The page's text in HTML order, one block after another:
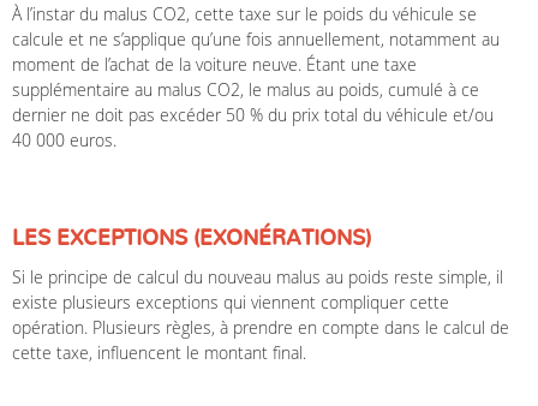
À l’instar du malus CO2, cette taxe sur le poids du véhicule se
calcule et ne s’applique qu’une fois annuellement, notamment au
moment de l’achat de la voiture neuve. Étant une taxe
supplémentaire au malus CO2, le malus au poids, cumulé à ce
dernier ne doit pas excéder 50 % du prix total du véhicule et/ou
40 000 euros.
LES EXCEPTIONS (EXONÉRATIONS)
Si le principe de calcul du nouveau malus au poids reste simple, il
existe plusieurs exceptions qui viennent compliquer cette
opération. Plusieurs règles, à prendre en compte dans le calcul de
cette taxe, influencent le montant final.